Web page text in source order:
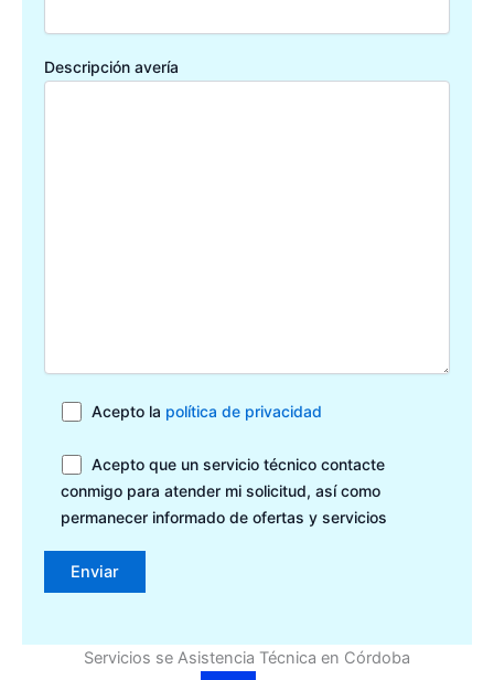
Descripción avería
Acepto la política de privacidad
Acepto que un servicio técnico contacte
conmigo para atender mi solicitud, así como
permanecer informado de ofertas y servicios
Servicios se Asistencia Técnica en Córdoba